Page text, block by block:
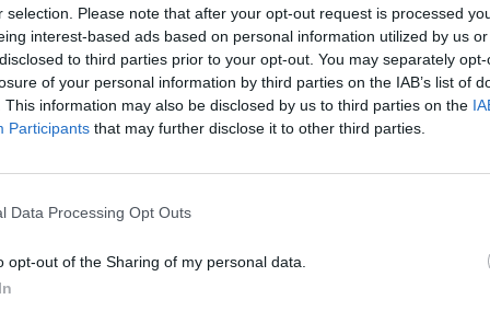
selection. Please note that after your opt-out request is processed
interest-based ads based on personal information utilized by us
to third parties prior to your opt-out. You may separately
of your personal information by third parties on the IAB’s list of
This information may also be disclosed by us to third parties on the
Participants that may further disclose it to other third parties.
Data Processing Opt Outs
opt-out of the Sharing of my personal data.
κυκλώματος ξεκινούσαν από 2.000 ευρώ, ενώ
και όταν κάποιοι ιδιώτες επιθυμούσαν να κάνουν
κατοικίες των 7 συλληφθέντων, και
ποσά. Την ίδια ώρα, κλιμάκιο των Εσωτερικών
βρίσκεται ακόμη στην Πολεοδομία Ρόδου,
σκληροί δίσκοι, φάκελοι και έγγραφα. enikos.gr